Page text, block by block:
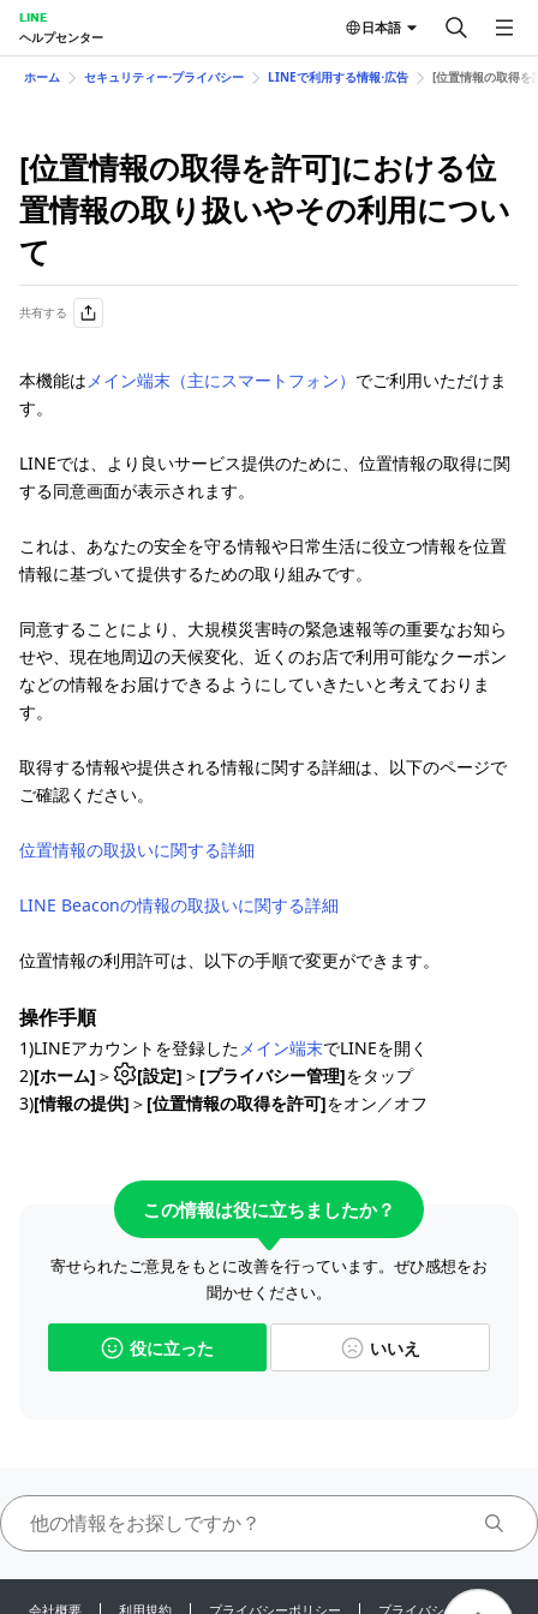
LINE
ヘルプセンター
日本語
ホーム セキュリティー⋅プライバシー LINEで利用する情報⋅広告 [位置情報の取得を
[位置情報の取得を許可]における位
置情報の取り扱いやその利用につい
て
共有する
本機能はメイン端末（主にスマートフォン） でご利用いただけま
す。
LINEでは、より良いサービス提供のために、位置情報の取得に関
する同意画面が表示されます。
これは、あなたの安全を守る情報や日常生活に役立つ情報を位置
情報に基づいて提供するための取り組みです。
同意することにより、大規模災害時の緊急速報等の重要なお知ら
せや、現在地周辺の天候変化、近くのお店で利用可能なクーポン
などの情報をお届けできるようにしていきたいと考えておりま
す。
取得する情報や提供される情報に関する詳細は、以下のページで
ご確認ください。
位置情報の取扱いに関する詳細
LINE Beaconの情報の取扱いに関する詳細
位置情報の利用許可は、以下の手順で変更ができます。
操作手順
1)LINEアカウントを登録したメイン端末でLINEを開く
2)[ホーム] ＞ [設定] ＞ [プライバシー管理]をタップ
3)[情報の提供] ＞ [位置情報の取得を許可]をオン／オフ
この情報は役に立ちましたか？
寄せられたご意見をもとに改善を行っています。ぜひ感想をお
聞かせください。
役に立った いいえ
会社概要 利用規約 プライバシーポリシー プライバシーセンター